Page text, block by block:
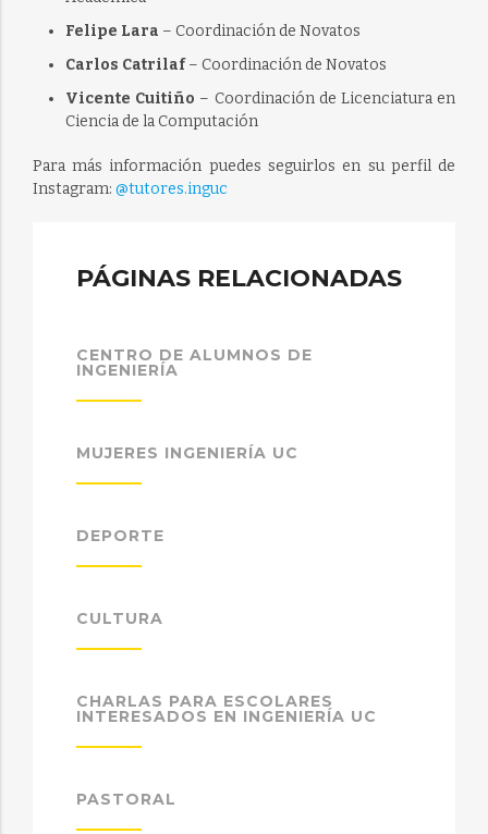
Felipe Lara – Coordinación de Novatos
Carlos Catrilaf– Coordinación de Novatos
Vicente Cuitiño – Coordinación de Licenciatura en
Ciencia de la Computación
Para más información puedes seguirlos en su perfil de
Instagram: @tutores.inguc
PÁGINAS RELACIONADAS
CENTRO DE ALUMNOS DE
INGENIERÍA
MUJERES INGENIERÍA UC
DEPORTE
CULTURA
CHARLAS PARA ESCOLARES
INTERESADOS EN INGENIERÍA UC
PASTORAL